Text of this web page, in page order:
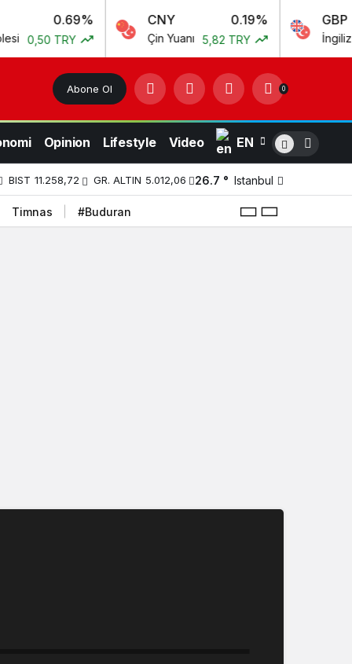
CNY 0.19%
Çin Yuanı 5,82 TRY
GBP
İngiliz Sterlini
Abone Ol 0
Opinion Lifestyle Video EN
BIST 11.258,72 GR. ALTIN 5.012,06 26.7 ° Istanbul
Timnas #Buduran